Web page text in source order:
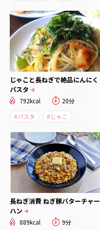
じゃこと長ねぎで絶品にんにく
パスタ
792kcal
20分
#パスタ
#じゃこ
長ねぎ消費 ねぎ豚バターチャー
ハン
889kcal
9分